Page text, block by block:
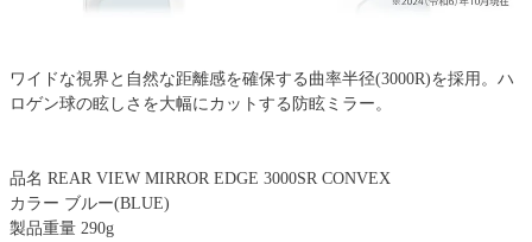
ワイドな視界と自然な距離感を確保する曲率半径(3000R)を採用。ハ
ロゲン球の眩しさを大幅にカットする防眩ミラー。
品名 REAR VIEW MIRROR EDGE 3000SR CONVEX
カラー ブルー(BLUE)
製品重量 290g